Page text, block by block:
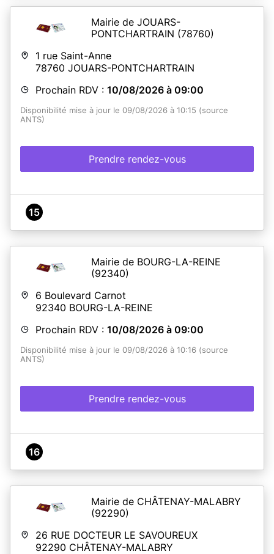
Mairie de JOUARS-
PONTCHARTRAIN (78760)
1 rue Saint-Anne
78760 JOUARS-PONTCHARTRAIN
Prochain RDV : 10/08/2026 à 09:00
Disponibilité mise à jour le 09/08/2026 à 10:15 (source
ANTS)
Prendre rendez-vous
15
Mairie de BOURG-LA-REINE
(92340)
6 Boulevard Carnot
92340 BOURG-LA-REINE
Prochain RDV : 10/08/2026 à 09:00
Disponibilité mise à jour le 09/08/2026 à 10:16 (source
ANTS)
Prendre rendez-vous
16
Mairie de CHÂTENAY-MALABRY
(92290)
26 RUE DOCTEUR LE SAVOUREUX
92290 CHÂTENAY-MALABRY